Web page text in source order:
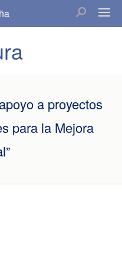
a proyectos
para la Mejora